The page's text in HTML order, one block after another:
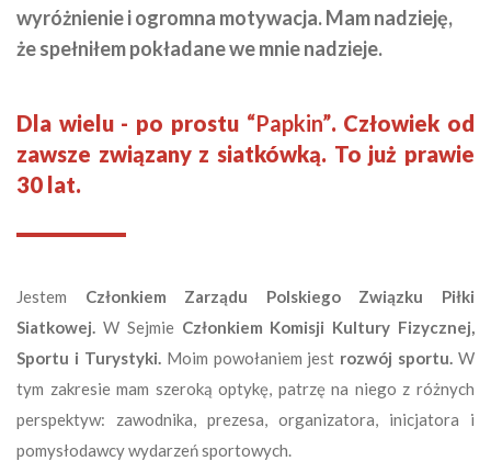
wyróżnienie i ogromna motywacja. Mam nadzieję,
że spełniłem pokładane we mnie nadzieje.
Dla wielu - po prostu “Papkin”. Człowiek od
zawsze związany z siatkówką. To już prawie
30 lat.
Jestem Członkiem Zarządu Polskiego Związku Piłki
Siatkowej. W Sejmie Członkiem Komisji Kultury Fizycznej,
Sportu i Turystyki.Moim powołaniem jest rozwój sportu. W
tym zakresie mam szeroką optykę, patrzę na niego z różnych
perspektyw: zawodnika, prezesa, organizatora, inicjatora i
pomysłodawcy wydarzeń sportowych.